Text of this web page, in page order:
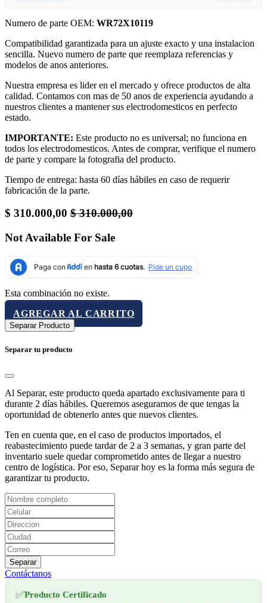
Numero de parte OEM: WR72X10119
Compatibilidad garantizada para un ajuste exacto y una instalacion
sencilla. Nuevo numero de parte que reemplaza referencias y
modelos de anos anteriores.
Nuestra empresa es lider en el mercado y ofrece productos de alta
calidad. Contamos con mas de 50 anos de experiencia ayudando a
nuestros clientes a mantener sus electrodomesticos en perfecto
estado.
IMPORTANTE: Este producto no es universal; no funciona en
todos los electrodomesticos. Antes de comprar, verifique el numero
de parte y compare la fotografia del producto.
Tiempo de entrega: hasta 60 días hábiles en caso de requerir
fabricación de la parte.
$ 310.000,00 $310.000,00
Not Available For Sale
Esta combinación no existe.
AGREGAR AL CARRITO
Separar Producto
Separar tu producto
Al Separar, este producto queda apartado exclusivamente para ti
durante 2 días hábiles. Queremos asegurarnos de que tengas la
oportunidad de obtenerlo antes que nuevos clientes.
Ten en cuenta que, en el caso de productos importados, el
reabastecimiento puede tardar de 2 a 3 semanas, y gran parte del
inventario suele quedar comprometido antes de llegar a nuestro
centro de logística. Por eso, Separar hoy es la forma más segura de
garantizar tu producto.
Separar
Contáctanos
✅Producto Certificado